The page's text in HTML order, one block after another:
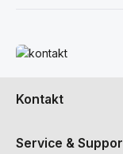
Mehr erfahren
Kontakt
Service &